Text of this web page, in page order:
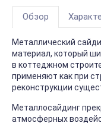
Обзор
Металлический
материал, который
в коттеджном
применяют как при
реконструкции
Металлосайдинг
атмосферных